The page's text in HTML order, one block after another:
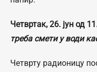
Четвртак, 26. јун од
треба смети у води
Четврту радионицу